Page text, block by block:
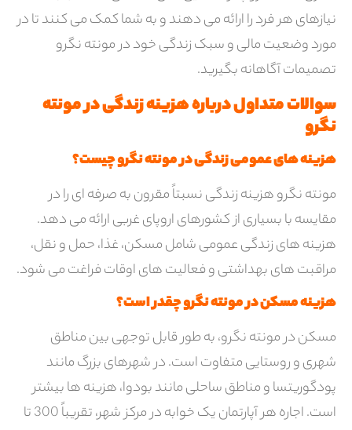
نیازهای هر فرد را ارائه می دهند و به شما کمک می کنند تا در
مورد وضعیت مالی و سبک زندگی خود در مونته نگرو
تصمیمات آگاهانه بگیرید.
سوالات متداول درباره هزینه زندگی در مونته
نگرو
هزینه های عمومی زندگی در مونته نگرو چیست؟
مونته نگرو هزینه زندگی نسبتاً مقرون به صرفه ای را در
مقایسه با بسیاری از کشورهای اروپای غربی ارائه می دهد.
هزینه های زندگی عمومی شامل مسکن، غذا، حمل و نقل،
مراقبت های بهداشتی و فعالیت های اوقات فراغت می شود.
هزینه مسکن در مونته نگرو چقدر است؟
مسکن در مونته نگرو، به طور قابل توجهی بین مناطق
شهری و روستایی متفاوت است. در شهرهای بزرگ مانند
پودگوریتسا و مناطق ساحلی مانند بودوا، هزینه ها بیشتر
است. اجاره هر آپارتمان یک خوابه در مرکز شهر، تقریباً 300 تا